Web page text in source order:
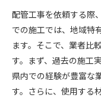
配管工事を依頼する際
での施工では、地域特
ます。そこで、業者比
す。まず、過去の施工
県内での経験が豊富な
す。さらに、使用する